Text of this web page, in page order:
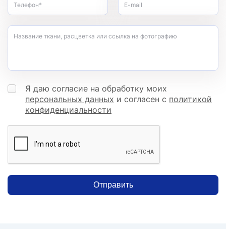
Телефон* E-mail
Название ткани, расцветка или ссылка на фотографию
Я даю согласие на обработку моих
персональных данных и согласен с политикой
конфиденциальности
Отправить